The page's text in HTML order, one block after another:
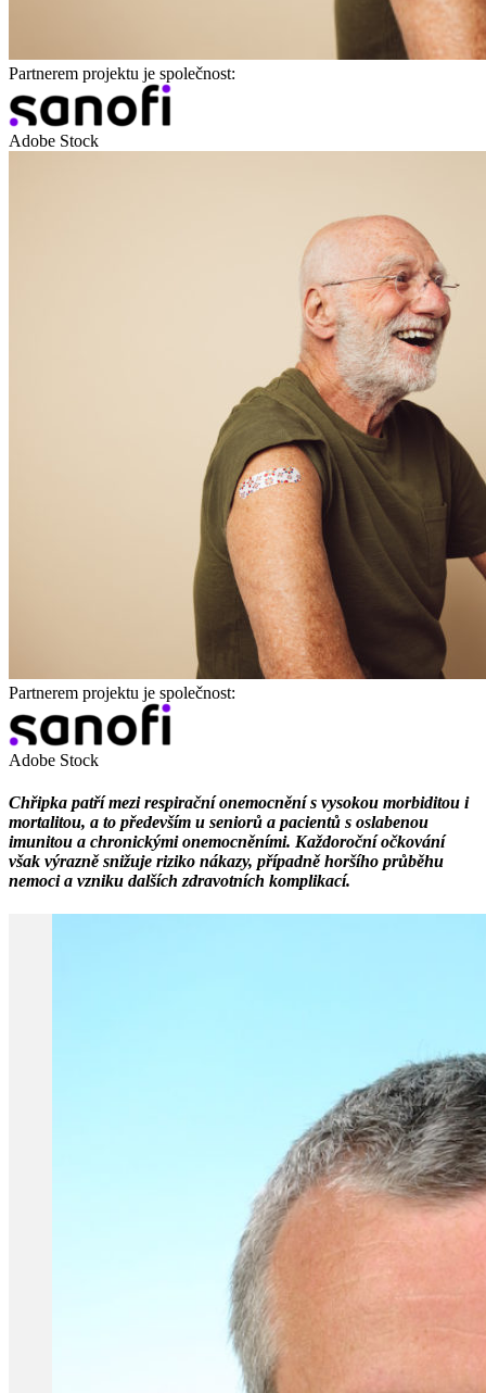
Partnerem projektu je společnost:
Adobe Stock
Partnerem projektu je společnost:
Adobe Stock
Chřipka patří mezi respirační onemocnění s vysokou morbiditou i
mortalitou, a to především u seniorů a pacientů s oslabenou
imunitou a chronickými onemocněními. Každoroční očkování
však výrazně snižuje riziko nákazy, případně horšího průběhu
nemoci a vzniku dalších zdravotních komplikací.